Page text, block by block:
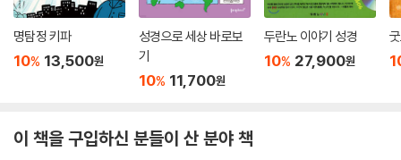
명탐정 키파
10% 13,500원
성경으로 세상 바로보
기
10% 11,700원
두란노 이야기 성경
10% 27,900원
이 책을 구입하신 분들이 산 분야 책